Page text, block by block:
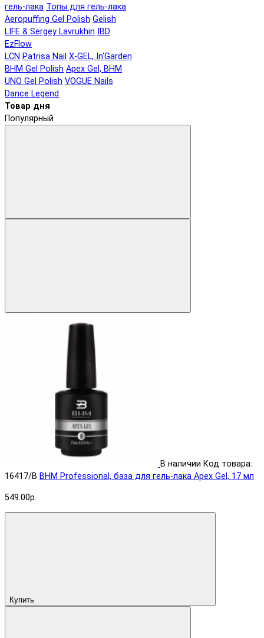
гель-лака Топы для гель-лака
Aeropuffing Gel Polish Gelish
LIFE & Sergey Lavrukhin
IBD
EzFlow
LCN Patrisa Nail X-GEL, In'Garden
BHM Gel Polish Apex Gel, BHM
UNO Gel Polish VOGUE Nails
Dance Legend
Товар дня
Популярный
В наличии Код товара:
16417/B BHM Professional, база для гель-лака Apex Gel, 17 мл
549.00р.
Купить